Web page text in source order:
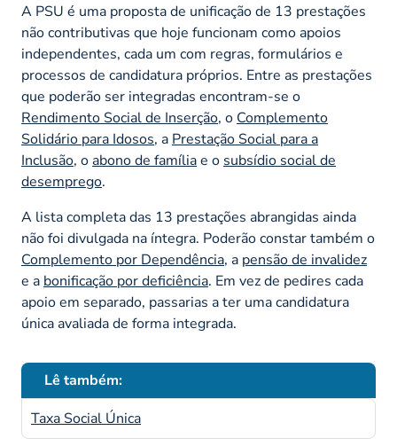
A PSU é uma proposta de unificação de 13 prestações
não contributivas que hoje funcionam como apoios
independentes, cada um com regras, formulários e
processos de candidatura próprios. Entre as prestações
que poderão ser integradas encontram-se o
Rendimento Social de Inserção, o Complemento
Solidário para Idosos, a Prestação Social para a
Inclusão, o abono de famíliae o subsídio social de
desemprego.
A lista completa das 13 prestações abrangidas ainda
não foi divulgada na íntegra. Poderão constar também o
Complemento por Dependência, a pensão de invalidez
e a bonificação por deficiência. Em vez de pedires cada
apoio em separado, passarias a ter uma candidatura
única avaliada de forma integrada.
Lê também:
Taxa Social Única